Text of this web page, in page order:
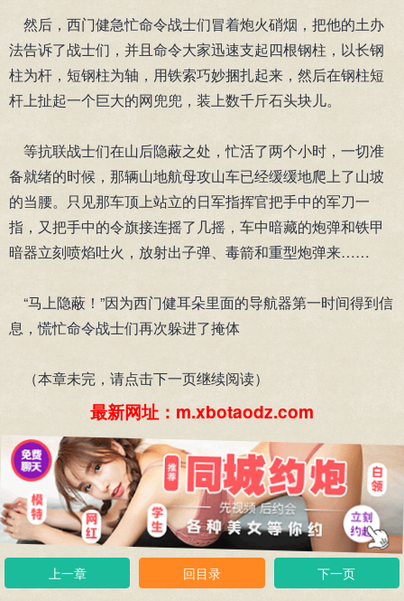
然后，西门健急忙命令战士们冒着炮火硝烟，把他的土办
法告诉了战士们，并且命令大家迅速支起四根钢柱，以长钢
柱为杆，短钢柱为轴，用铁索巧妙捆扎起来，然后在钢柱短
杆上扯起一个巨大的网兜兜，装上数千斤石头块儿。
等抗联战士们在山后隐蔽之处，忙活了两个小时，一切准
备就绪的时候，那辆山地航母攻山车已经缓缓地爬上了山坡
的当腰。只见那车顶上站立的日军指挥官把手中的军刀一
指，又把手中的令旗接连摇了几摇，车中暗藏的炮弹和铁甲
暗器立刻喷焰吐火，放射出子弹、毒箭和重型炮弹来……
“马上隐蔽！”因为西门健耳朵里面的导航器第一时间得到信
息，慌忙命令战士们再次躲进了掩体
（本章未完，请点击下一页继续阅读）
最新网址：m.xbotaodz.com
上一章 回目录 下一页